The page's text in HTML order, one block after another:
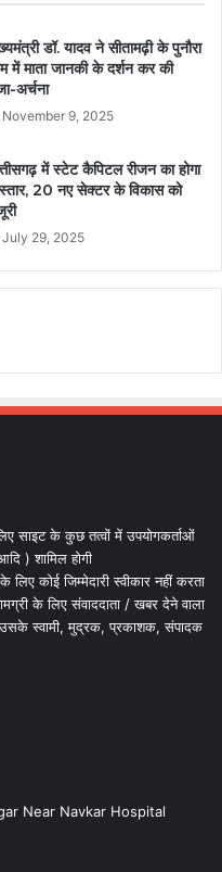
डॉ. यादव ने सीतामढ़ी के पुनौरा
में माता जानकी के दर्शन कर की
अर्चना
November 9, 2025
में स्टेट कैपिटल रीजन का होगा
20 नए सेक्टर के विकास को
July 29, 2025
साइट के कुछ तत्वों में उपयोगकर्ताओं
) शामिल होगी
कोई जिम्मेदारी स्वीकार नहीं करता
के लिए संवाददाता / खबर देने वाला
उसके स्वामी, मुद्रक, प्रकाशक, संपादक
Near Navkar Hospital